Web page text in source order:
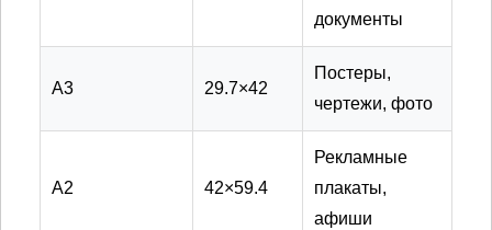
документы
А3 29.7×42
Постеры,
чертежи, фото
А2 42×59.4
Рекламные
плакаты,
афиши